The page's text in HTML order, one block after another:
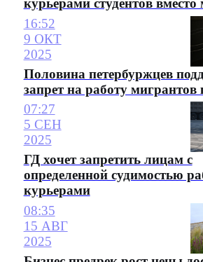
курьерами студентов
16:52
9 ОКТ
2025
Половина петербуржцев
запрет на работу мигрантов
07:27
5 СЕН
2025
ГД хочет запретить лицам с
определенной судимостью
курьерами
08:35
15 АВГ
2025